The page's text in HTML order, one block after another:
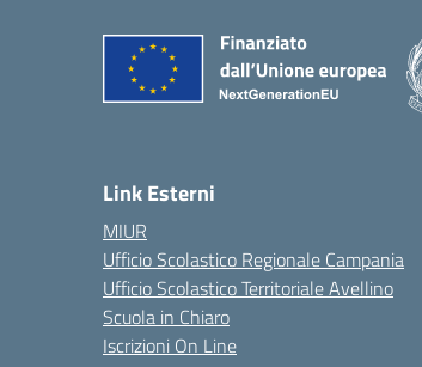
Link Esterni
MIUR
Ufficio Scolastico Regionale Campania
Ufficio Scolastico Territoriale Avellino
Scuola in Chiaro
Iscrizioni On Line